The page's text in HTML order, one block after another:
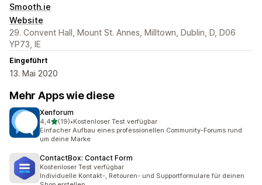
Smooth.ie
Website
29. Convent Hall, Mount St. Annes, Milltown, Dublin, D, D06
YP73, IE
Eingeführt
13. Mai 2020
Mehr Apps wie diese
Xenforum
4,4von 5 Sternen
(19)
19 Rezensionen insgesamt
•Kostenloser Test verfügbar
Einfacher Aufbau eines professionellen Community-Forums rund
um deine Marke
ContactBox: Contact Form
Kostenloser Test verfügbar
Individuelle Kontakt-, Retouren- und Supportformulare für deinen